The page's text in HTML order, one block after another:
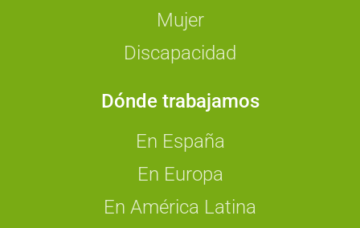
Mujer
Discapacidad
Dónde trabajamos
En España
En Europa
En América Latina